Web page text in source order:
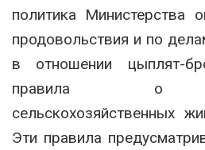
политика Министерства
продовольствия и по
в отношении цыплят-
правила о
сельскохозяйственных
Эти правила